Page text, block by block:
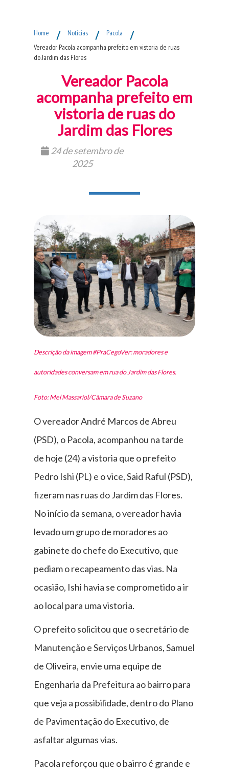
Home / Notícias / Pacola /
Vereador Pacola acompanha prefeito em vistoria de ruas
do Jardim das Flores
Vereador Pacola
acompanha prefeito em
vistoria de ruas do
Jardim das Flores
24 de setembro de
2025
Descrição da imagem #PraCegoVer: moradores e
autoridades conversam em rua do Jardim das Flores.
Foto: Mel Massariol/Câmara de Suzano
O vereador André Marcos de Abreu
(PSD), o Pacola, acompanhou na tarde
de hoje (24) a vistoria que o prefeito
Pedro Ishi (PL) e o vice, Said Raful (PSD),
fizeram nas ruas do Jardim das Flores.
No início da semana, o vereador havia
levado um grupo de moradores ao
gabinete do chefe do Executivo, que
pediam o recapeamento das vias. Na
ocasião, Ishi havia se comprometido a ir
ao local para uma vistoria.
O prefeito solicitou que o secretário de
Manutenção e Serviços Urbanos, Samuel
de Oliveira, envie uma equipe de
Engenharia da Prefeitura ao bairro para
que veja a possibilidade, dentro do Plano
de Pavimentação do Executivo, de
asfaltar algumas vias.
Pacola reforçou que o bairro é grande e